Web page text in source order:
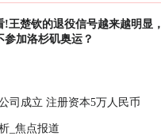
!王楚钦的退役信号越来越明显，
参加洛杉矶奥运？
司成立 注册资本5万人民币
_焦点报道